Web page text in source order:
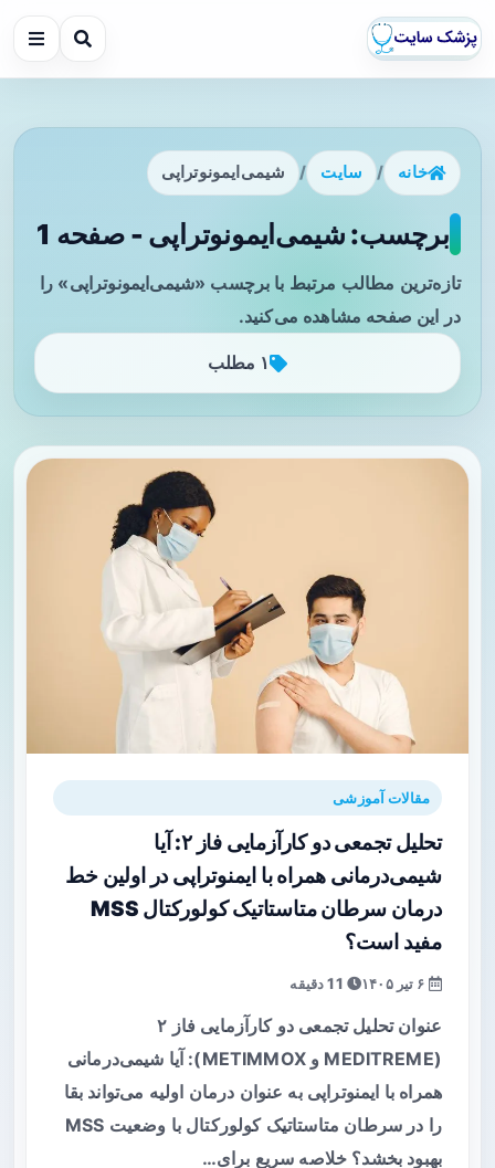
خانه / سایت / شیمی‌ایمونوتراپی
برچسب: شیمی‌ایمونوتراپی - صفحه 1
تازه‌ترین مطالب مرتبط با برچسب «شیمی‌ایمونوتراپی» را
در این صفحه مشاهده می‌کنید.
۱ مطلب
مقالات آموزشی
تحلیل تجمعی دو کارآزمایی فاز ۲: آیا
شیمی‌درمانی همراه با ایمنوتراپی در اولین خط
درمان سرطان متاستاتیک کولورکتال MSS
مفید است؟
عنوان تحلیل تجمعی دو کارآزمایی فاز ۲
(MEDITREME و METIMMOX): آیا شیمی‌درمانی
همراه با ایمنوتراپی به عنوان درمان اولیه می‌تواند بقا
را در سرطان متاستاتیک کولورکتال با وضعیت MSS
بهبود بخشد؟ خلاصه سریع برای…